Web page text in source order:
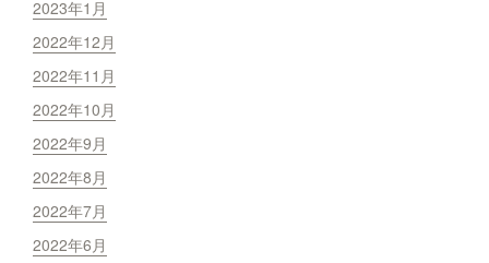
2023年1月
2022年12月
2022年11月
2022年10月
2022年9月
2022年8月
2022年7月
2022年6月